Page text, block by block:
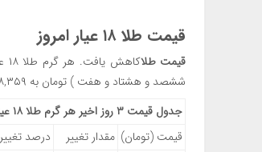
قیمت طلا ۱۸ عیار امروز
قیمت طلا
ششصد و هشتاد و هفت ) تومان به ۱۴,۰۵۸,۳۵۹ (چهارده میلیون و پنجاه و هشت هزار و سیصد و پنجاه و نه ) تومان رسید.
جدول قیمت ۳ روز اخیر هر گرم طلا ۱۸ عیار
قیمت (تومان) مقدار تغییر درصد تغییر